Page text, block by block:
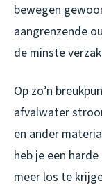
bewegen
aangrenzende
de minste
Op zo’n
afvalwater
en ander
heb je een
meer los te